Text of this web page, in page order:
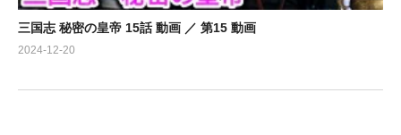
三国志 秘密の皇帝 15話 動画 ／ 第15 動画
2024-12-20